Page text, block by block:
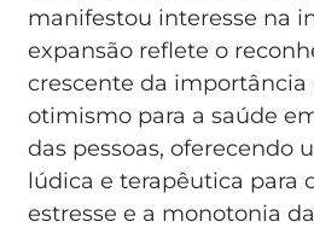
manifestou interesse na
expansão reflete o
crescente da importância
otimismo para a saúde
das pessoas, oferecendo
lúdica e terapêutica para
estresse e a monotonia